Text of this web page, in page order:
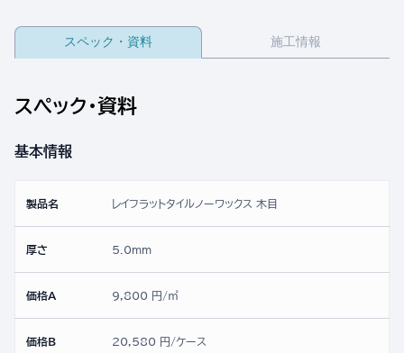
スペック・資料 施工情報
スペック・資料
基本情報
製品名 レイフラットタイルノーワックス 木目
厚さ 5.0mm
価格A 9,800 円/㎡
価格B 20,580 円/ケース